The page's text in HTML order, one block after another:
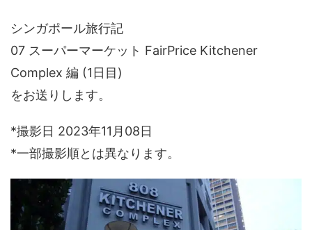
シンガポール旅行記
07 スーパーマーケット FairPrice Kitchener
Complex 編 (1日目)
をお送りします。
*撮影日 2023年11月08日
*一部撮影順とは異なります。